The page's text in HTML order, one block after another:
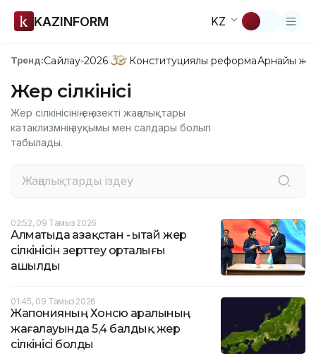
KAZINFORM KZ
Тренд:Сайлау-2026 Конституциялық реформаАрнайы
Жер сілкінісі
Жер сілкінісінің ең өзекті жаңалықтары
катаклизмнің ауқымы мен салдары болып
табылады.
02:52, 09 Тамыз 2026
Алматыда Қазақстан - Қытай жер
сілкінісін зерттеу орталығы
ашылды
01:45, 09 Тамыз 2026
Жапонияның Хонсю аралының
жағалауында 5,4 балдық жер
сілкінісі болды